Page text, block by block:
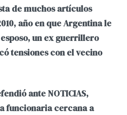
de muchos artículos
año en que Argentina le
un ex guerrillero
tensiones con el vecino
ante NOTICIAS,
funcionaria cercana a